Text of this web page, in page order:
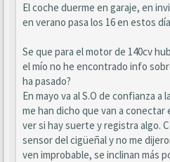
El coche duerme en garaje, en
en verano pasa los 16 en estos
Se que para el motor de 140cv
el mío no he encontrado info
ha pasado?
En mayo va al S.O de confianza a
me han dicho que van a conectar
ver si hay suerte y registra algo.
sensor del cigüeñal y no me
ven improbable, se inclinan más